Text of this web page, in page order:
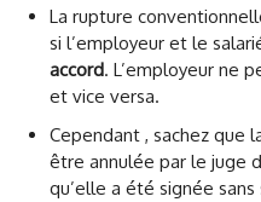
La rupture
si l’employeur et le
accord. L’employeur ne
et vice versa.
Cependant , sachez que
être annulée par le juge
qu’elle a été signée